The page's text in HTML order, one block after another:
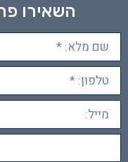
השאירו